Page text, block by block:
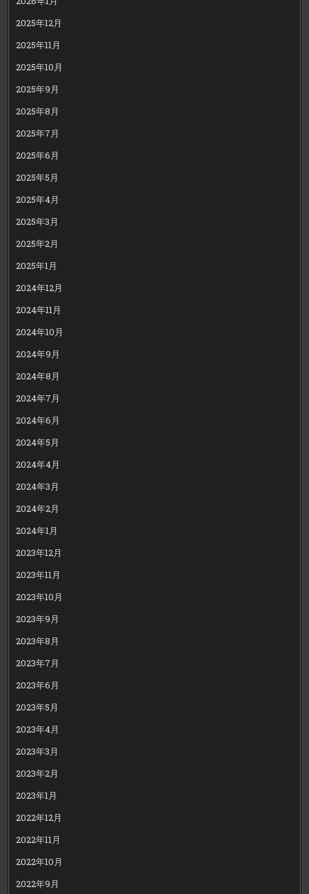
2025年12月
2025年11月
2025年10月
2025年9月
2025年8月
2025年7月
2025年6月
2025年5月
2025年4月
2025年3月
2025年2月
2025年1月
2024年12月
2024年11月
2024年10月
2024年9月
2024年8月
2024年7月
2024年6月
2024年5月
2024年4月
2024年3月
2024年2月
2024年1月
2023年12月
2023年11月
2023年10月
2023年9月
2023年8月
2023年7月
2023年6月
2023年5月
2023年4月
2023年3月
2023年2月
2023年1月
2022年12月
2022年11月
2022年10月
2022年9月